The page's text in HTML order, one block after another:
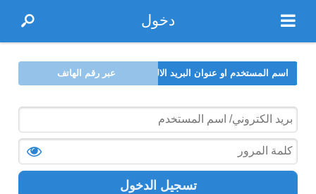
دخول
اسم المستخدم او عنوان البريد الالكتروني عبر رقم الهاتف
تسجيل الدخول